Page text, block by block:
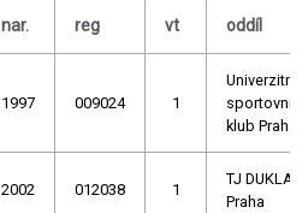
nar. reg vt oddíl
1997 009024 1
Univerzitní
sportovní
klub Praha
2002 012038 1
TJ DUKLA
Praha